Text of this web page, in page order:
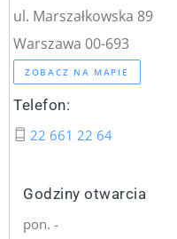
ul. Marszałkowska 89
Warszawa 00-693
ZOBACZ NA MAPIE
Telefon:
22 661 22 64
Godziny otwarcia
pon. -